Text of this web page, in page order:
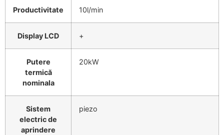
Productivitate 10l/min
Display LCD +
Putere
termică
nominala
20kW
Sistem
electric de
aprindere
piezo